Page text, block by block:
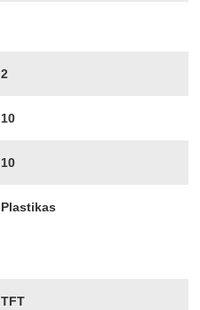
2
10
10
Plastikas
TFT